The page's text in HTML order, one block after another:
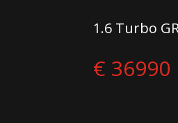
1.6 Turbo
€ 36990